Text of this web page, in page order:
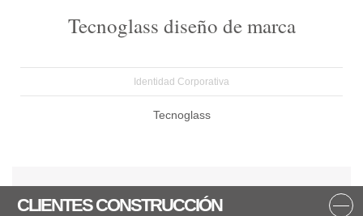
Tecnoglass diseño de marca
Identidad Corporativa
Tecnoglass
CLIENTES CONSTRUCCIÓN